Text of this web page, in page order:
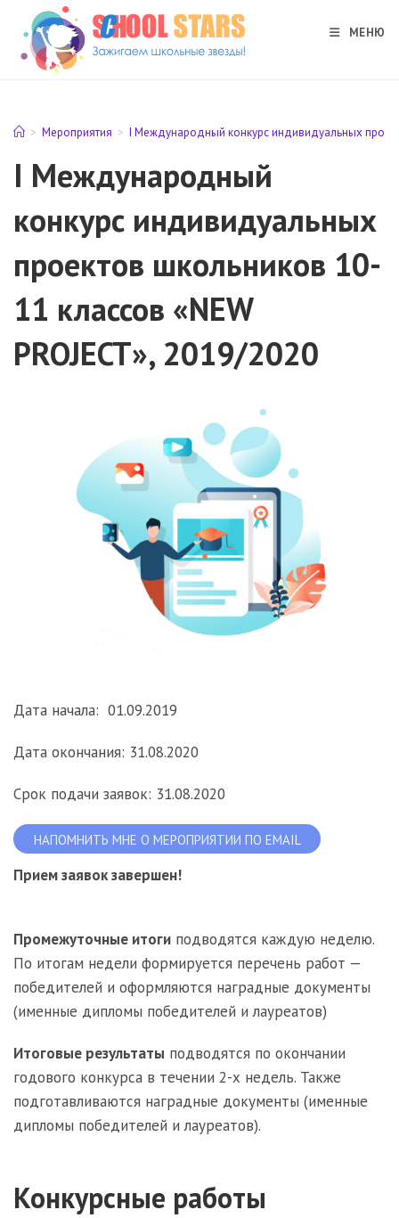
Перейти
содержимому
МЕНЮ
> Мероприятия > I Международный конкурс индивидуальных
I Международный
конкурс индивидуальных
проектов школьников 10-
11 классов «NEW
PROJECT», 2019/2020
Дата начала: 01.09.2019
Дата окончания: 31.08.2020
Срок подачи заявок: 31.08.2020
НАПОМНИТЬ МНЕ О МЕРОПРИЯТИИ ПО EMAIL
Прием заявок завершен!
Промежуточные итоги подводятся каждую неделю.
По итогам недели формируется перечень работ —
победителей и оформляются наградные документы
(именные дипломы победителей и лауреатов)
Итоговые результаты подводятся по окончании
годового конкурса в течении 2-х недель. Также
подготавливаются наградные документы (именные
дипломы победителей и лауреатов).
Конкурсные работы